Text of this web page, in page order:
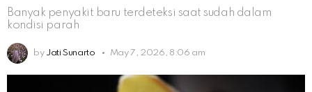
Banyak penyakit baru terdeteksi saat sudah dalam
kondisi parah
by Jati Sunarto May 7, 2026, 8:06 am